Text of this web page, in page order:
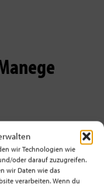
wir Technologien wie
oder darauf zuzugreifen.
wir Daten wie das
verarbeiten. Wenn du